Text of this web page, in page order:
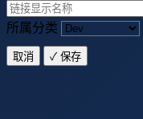
所属分类
取消 ✓ 保存